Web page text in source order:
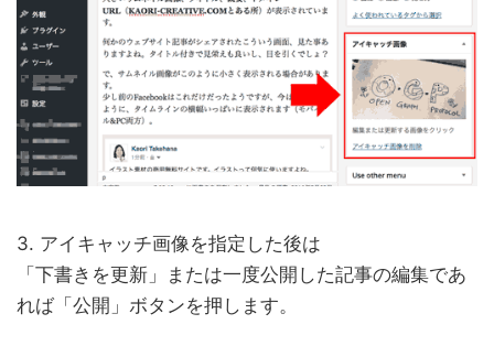
3. アイキャッチ画像を指定した後は
「下書きを更新」または一度公開した記事の編集であ
れば「公開」ボタンを押します。